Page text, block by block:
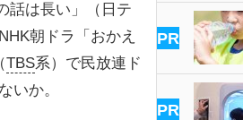
話は長い」（日テ
朝ドラ「おかえ
TBS系）で民放連ド
いか。
PR
PR